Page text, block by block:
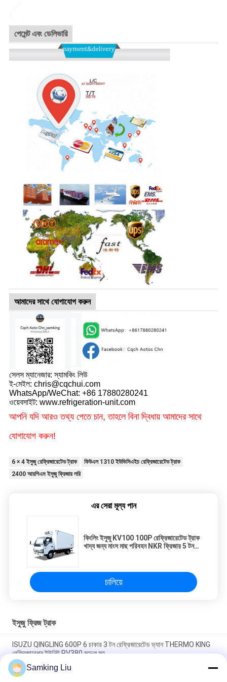
পেমেন্ট এবং ডেলিভারি
আমাদের সাথে যোগাযোগ করুন
সেলস ম্যানেজার: স্যামকিং লিউ
ই-মেইল: chris@cqchui.com
WhatsApp/WeChat: +86 17880280241
ওয়েবসাইট: www.refrigeration-unit.com
আপনি যদি আরও তথ্য পেতে চান, তাহলে বিনা দ্বিধায় আমাদের সাথে
যোগাযোগ করুন!
6 × 4 ইসুজু রেফ্রিজারেটেড ট্রাক
কিউএল 1310 ইউভিসিএইচ রেফ্রিজারেটেড ট্রাক
2400 আরপিএম ইসুজু ফ্রিজার লরি
এর সেরা মূল্য পান
কিংলিং ইসুজু KV100 100P রেফ্রিজারেটেড ট্রাক
খাদ্য জন্য মাংস মাছ পরিবহন NKR ফ্রিজার 5 টন
চালিয়ে
ইসুজু ফ্রিজ ট্রাক
ISUZU QINGLING 600P 6 চাকার 3 টন রেফ্রিজারেটেড ভ্যান THERMO KING
রেফ্রিজারেশন ইউনিট RV380 মডেল সহ
কিংলিং ইসুজু KV100 100P রেফ্রিজারেটেড ট্রাক খাদ্য জন্য মাংস মাছ পরিবহন NKR
Samking Liu